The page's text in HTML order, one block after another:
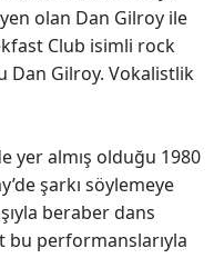
olan Dan Gilroy ile
Club isimli rock
Dan Gilroy. Vokalistlik
yer almış olduğu 1980
şarkı söylemeye
beraber dans
bu performanslarıyla